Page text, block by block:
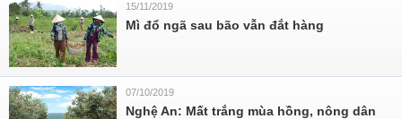
15/11/2019
Mì đổ ngã sau bão vẫn đắt hàng
07/10/2019
Nghệ An: Mất trắng mùa hồng, nông dân